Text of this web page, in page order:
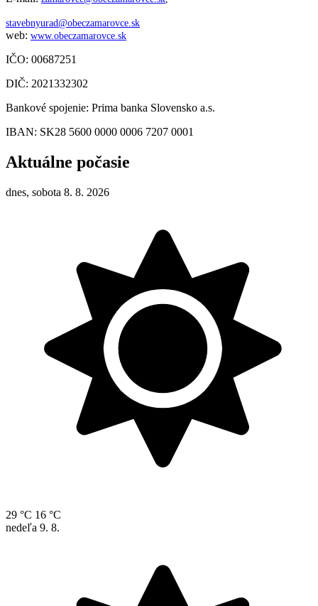
stavebnyurad@obeczamarovce.sk
web: www.obeczamarovce.sk
IČO: 00687251
DIČ: 2021332302
Bankové spojenie: Prima banka Slovensko a.s.
IBAN: SK28 5600 0000 0006 7207 0001
Aktuálne počasie
dnes, sobota 8. 8. 2026
29 °C 16 °C
nedeľa 9. 8.